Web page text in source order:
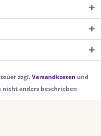
zzgl.Versandkosten und
anders beschrieben